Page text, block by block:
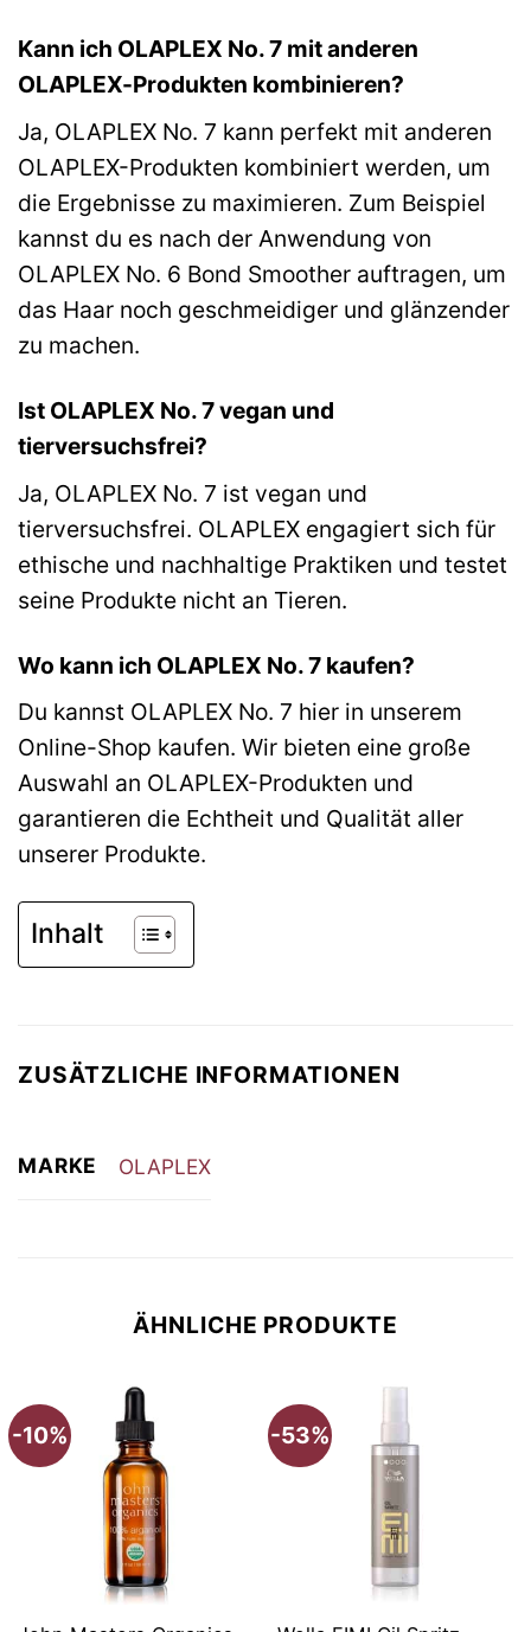
Kann ich OLAPLEX No. 7 mit anderen
OLAPLEX-Produkten kombinieren?
Ja, OLAPLEX No. 7 kann perfekt mit anderen
OLAPLEX-Produkten kombiniert werden, um
die Ergebnisse zu maximieren. Zum Beispiel
kannst du es nach der Anwendung von
OLAPLEX No. 6 Bond Smoother auftragen, um
das Haar noch geschmeidiger und glänzender
zu machen.
Ist OLAPLEX No. 7 vegan und
tierversuchsfrei?
Ja, OLAPLEX No. 7 ist vegan und
tierversuchsfrei. OLAPLEX engagiert sich für
ethische und nachhaltige Praktiken und testet
seine Produkte nicht an Tieren.
Wo kann ich OLAPLEX No. 7 kaufen?
Du kannst OLAPLEX No. 7 hier in unserem
Online-Shop kaufen. Wir bieten eine große
Auswahl an OLAPLEX-Produkten und
garantieren die Echtheit und Qualität aller
unserer Produkte.
Inhalt
ZUSÄTZLICHE INFORMATIONEN
MARKE OLAPLEX
ÄHNLICHE PRODUKTE
-10% -53%